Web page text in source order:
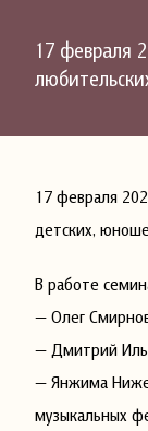
17 февраля
17 февраля
детских,
В работе
— Олег
— Дмитрий
— Янжима
музыкальных